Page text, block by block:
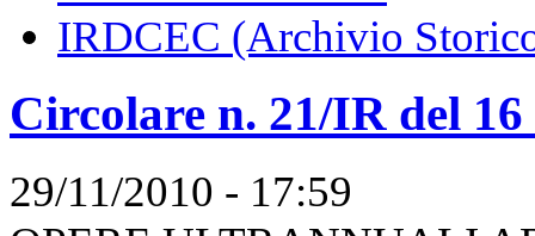
IRDCEC (Archivio
Circolare n. 21/IR del
29/11/2010 - 17:59